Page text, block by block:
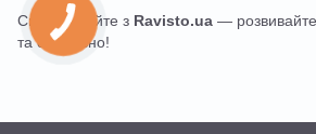
Співпрацюйте з Ravisto.ua — розвивайте
та стабільно!